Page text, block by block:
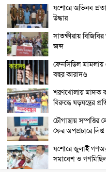
যশোরে অভিনব
উদ্ধার
সাতক্ষীরায়
জব্দ
ফেনসিডিল মামলায়
বছর কারাদণ্ড
শরণখোলায় মাদক
বিরুদ্ধে ষড়যন্ত্রের
চৌগাছায় সম্পত্তির
ফের অপপ্রচারে লিপ্ত
যশোরে জুলাই
সমাবেশ ও